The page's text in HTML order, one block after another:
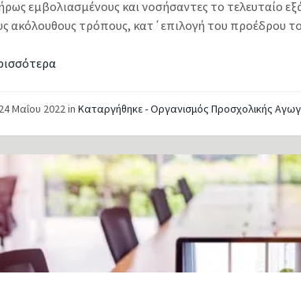
εμβολιασμένους και νοσήσαντες το τελευταίο
ακόλουθους τρόπους, κατ΄επιλογή του προέδρου
24 Μαΐου 2022inΚαταργήθηκε - Οργανισμός Προσχολικής